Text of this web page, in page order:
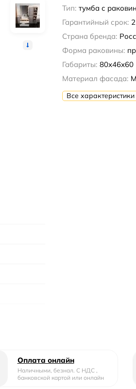
Тип: тумба с
Гарантийный срок:
Страна бренда:
Форма раковины:
Габариты: 80х46х60
Материал фасада:
Все характеристики
Оплата онлайн
Наличными, безнал. С НДС ,
банковской картой или онлайн